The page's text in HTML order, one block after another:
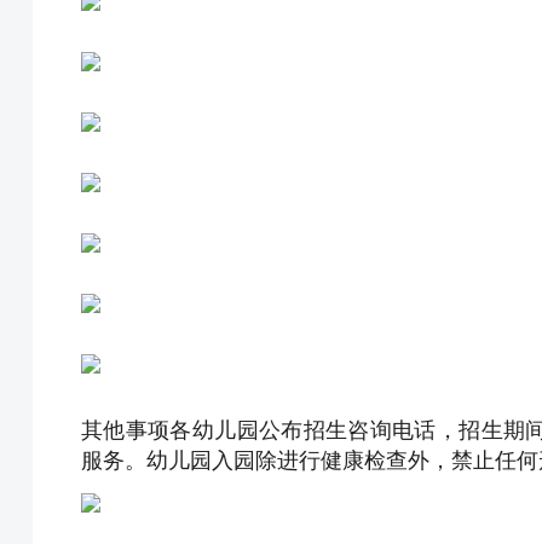
其他事项各幼儿园公布招生咨询电话，招生期
服务。幼儿园入园除进行健康检查外，禁止任